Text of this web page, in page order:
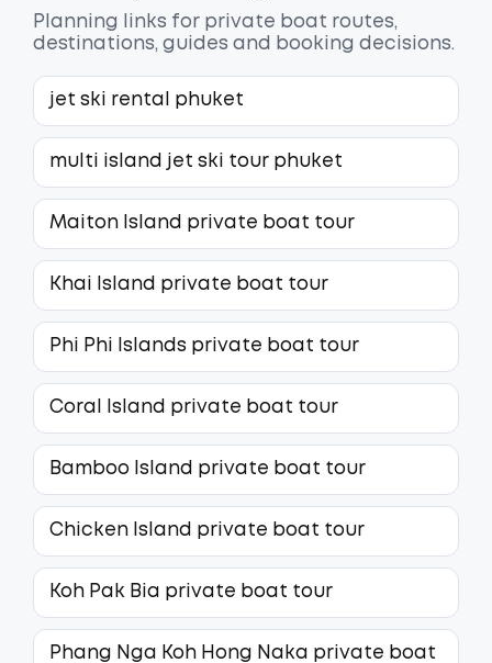
Planning links for private boat routes,
destinations, guides and booking decisions.
jet ski rental phuket
multi island jet ski tour phuket
Maiton Island private boat tour
Khai Island private boat tour
Phi Phi Islands private boat tour
Coral Island private boat tour
Bamboo Island private boat tour
Chicken Island private boat tour
Koh Pak Bia private boat tour
Phang Nga Koh Hong Naka private boat